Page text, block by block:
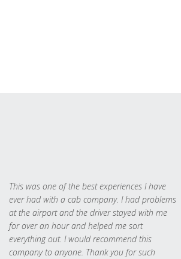
This was one of the best experiences I have
ever had with a cab company. I had problems
at the airport and the driver stayed with me
for over an hour and helped me sort
everything out. I would recommend this
company to anyone. Thank you for such